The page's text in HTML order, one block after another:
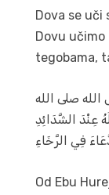
Dova se uči
Dovu
tegobama,
صلى الله
عِنْدَ الشَّدَائِدِ
فِي الرَّخَاءِ
Od Ebu